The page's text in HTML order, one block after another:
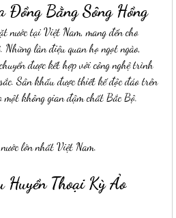
Đồng Bằng Sông Hồng
nước tại Việt Nam, mang đến cho
làn điệu quan họ ngọt ngào,
được kết hợp với công nghệ trình
Sân khấu được thiết kế độc đáo trên
một không gian đậm chất Bắc Bộ.
lớn nhất Việt Nam.
Thoại Kỳ Ảo